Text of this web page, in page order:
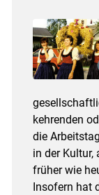
kehrenden
die
in der Kultur,
früher wie
Insofern hat